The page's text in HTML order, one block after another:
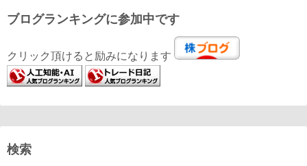
ブログランキングに参加中です
クリック頂けると励みになります
検索